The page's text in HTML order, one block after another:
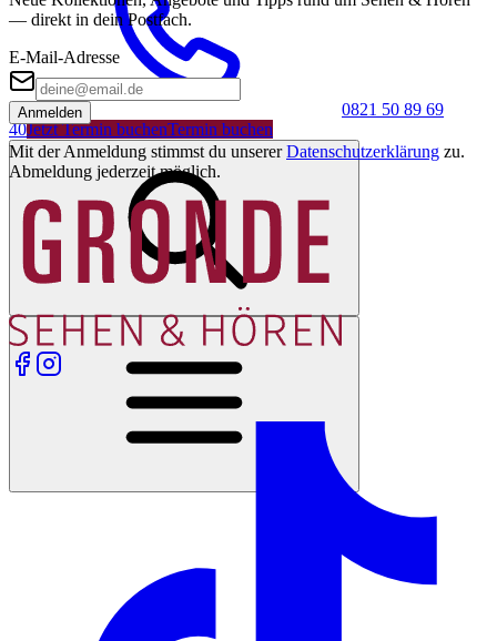
0821 50 89 69
40Jetzt Termin buchenTermin buchen
— direkt in dein Postfach.
E-Mail-Adresse
Anmelden
Mit der Anmeldung stimmst du unserer Datenschutzerklärung zu.
Abmeldung jederzeit möglich.